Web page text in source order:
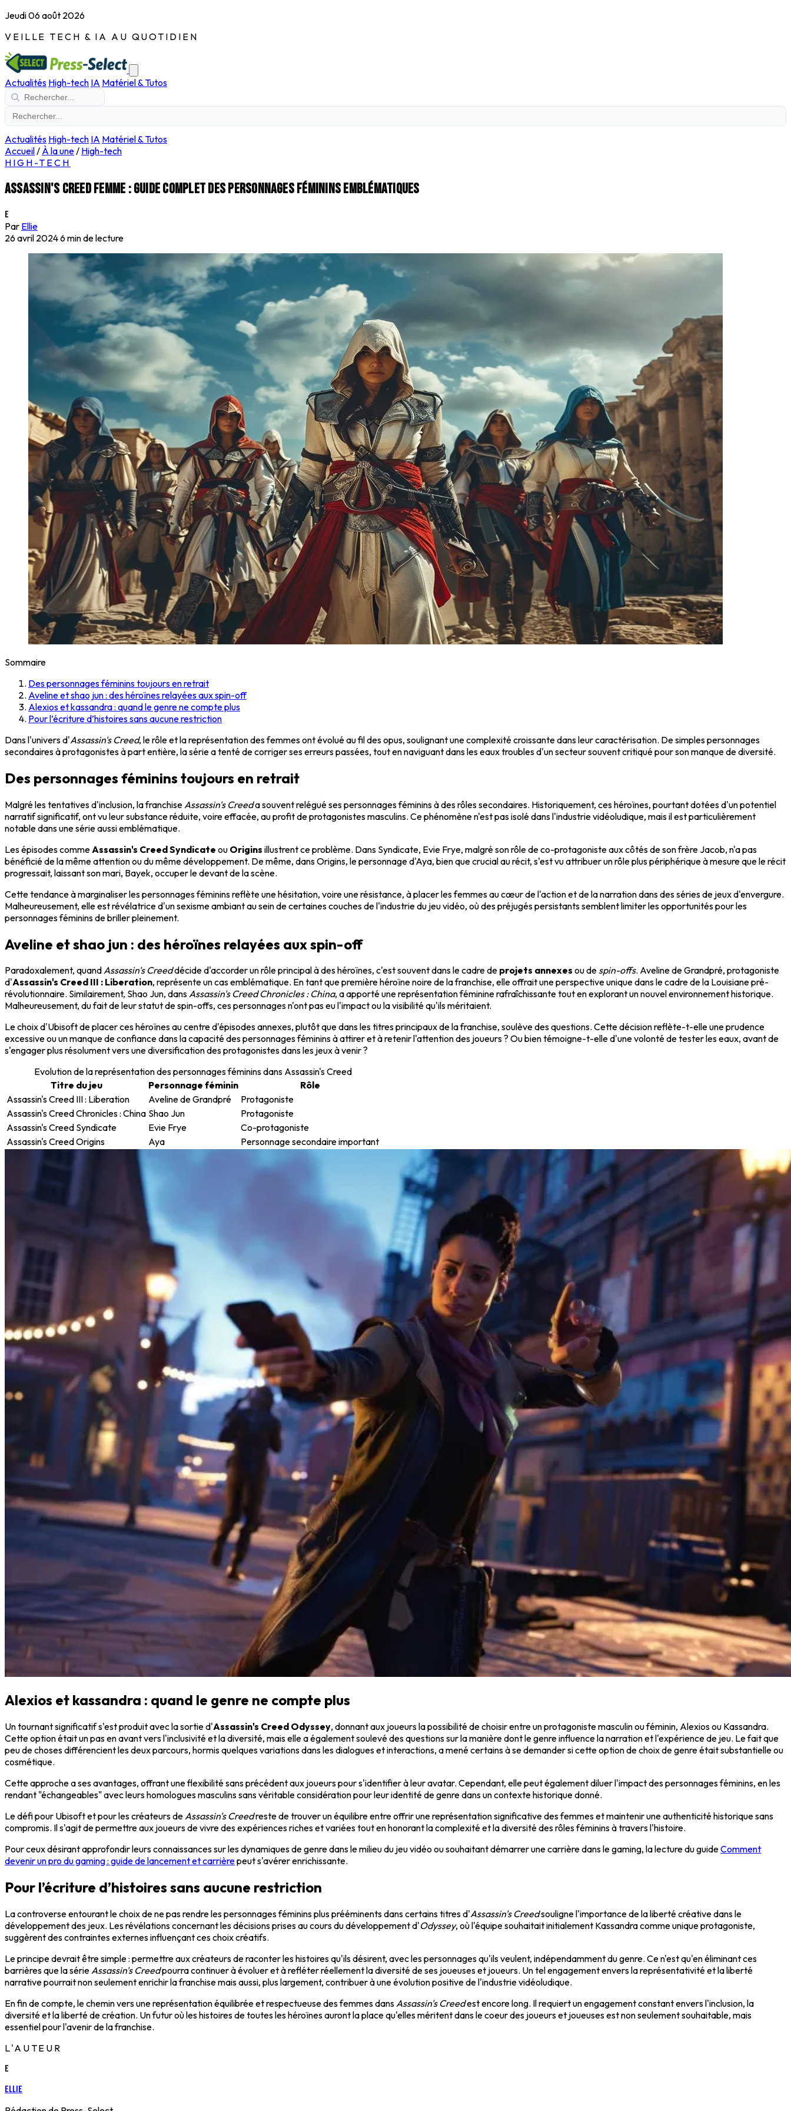
Jeudi 06 août 2026
VEILLE TECH & IA AU QUOTIDIEN
Actualités High-tech IA Matériel & Tutos
Actualités High-tech IA Matériel & Tutos
Accueil/ À la une/ High-tech
HIGH-TECH
Assassin's Creed Femme : Guide complet des personnages féminins emblématiques
E
Par Ellie
26 avril 20246 min de lecture
Sommaire
Des personnages féminins toujours en retrait
Aveline et shao jun : des héroïnes relayées aux spin-off
Alexios et kassandra : quand le genre ne compte plus
Pour l’écriture d’histoires sans aucune restriction
Dans l'univers d'Assassin's Creed, le rôle et la représentation des femmes ont évolué au fil des opus, soulignant une complexité croissante dans leur caractérisation. De simples personnages
secondaires à protagonistes à part entière, la série a tenté de corriger ses erreurs passées, tout en naviguant dans les eaux troubles d'un secteur souvent critiqué pour son manque de diversité.
Des personnages féminins toujours en retrait
Malgré les tentatives d'inclusion, la franchise Assassin's Creeda souvent relégué ses personnages féminins à des rôles secondaires. Historiquement, ces héroïnes, pourtant dotées d'un potentiel
narratif significatif, ont vu leur substance réduite, voire effacée, au profit de protagonistes masculins. Ce phénomène n'est pas isolé dans l'industrie vidéoludique, mais il est particulièrement
notable dans une série aussi emblématique.
Les épisodes comme Assassin's Creed Syndicate ou Origins illustrent ce problème. Dans Syndicate, Evie Frye, malgré son rôle de co-protagoniste aux côtés de son frère Jacob, n'a pas
bénéficié de la même attention ou du même développement. De même, dans Origins, le personnage d'Aya, bien que crucial au récit, s'est vu attribuer un rôle plus périphérique à mesure que le récit
progressait, laissant son mari, Bayek, occuper le devant de la scène.
Cette tendance à marginaliser les personnages féminins reflète une hésitation, voire une résistance, à placer les femmes au cœur de l'action et de la narration dans des séries de jeux d'envergure.
Malheureusement, elle est révélatrice d'un sexisme ambiant au sein de certaines couches de l'industrie du jeu vidéo, où des préjugés persistants semblent limiter les opportunités pour les
personnages féminins de briller pleinement.
Aveline et shao jun : des héroïnes relayées aux spin-off
Paradoxalement, quandAssassin's Creeddécide d'accorder un rôle principal à des héroïnes, c'est souvent dans le cadre de projets annexes ou de spin-offs. Aveline de Grandpré, protagoniste
d'Assassin's Creed III : Liberation, représente un cas emblématique. En tant que première héroïne noire de la franchise, elle offrait une perspective unique dans le cadre de la Louisiane pré-
révolutionnaire. Similairement, Shao Jun, dansAssassin's Creed Chronicles : China, a apporté une représentation féminine rafraîchissante tout en explorant un nouvel environnement historique.
Malheureusement, du fait de leur statut de spin-offs, ces personnages n'ont pas eu l'impact ou la visibilité qu'ils méritaient.
Le choix d'Ubisoft de placer ces héroïnes au centre d'épisodes annexes, plutôt que dans les titres principaux de la franchise, soulève des questions. Cette décision reflète-t-elle une prudence
excessive ou un manque de confiance dans la capacité des personnages féminins à attirer et à retenir l'attention des joueurs ? Ou bien témoigne-t-elle d'une volonté de tester les eaux, avant de
s'engager plus résolument vers une diversification des protagonistes dans les jeux à venir ?
Evolution de la représentation des personnages féminins dans Assassin's Creed
Titre du jeu
Personnage féminin
Rôle
Assassin's Creed III : Liberation
Aveline de Grandpré
Protagoniste
Assassin's Creed Chronicles : China Shao Jun
Protagoniste
Assassin's Creed Syndicate
Evie Frye
Co-protagoniste
Assassin's Creed Origins
Aya Personnage secondaire important
Alexios et kassandra : quand le genre ne compte plus
Un tournant significatif s'est produit avec la sortie d'Assassin's Creed Odyssey, donnant aux joueurs la possibilité de choisir entre un protagoniste masculin ou féminin, Alexios ou Kassandra.
Cette option était un pas en avant vers l'inclusivité et la diversité, mais elle a également soulevé des questions sur la manière dont le genre influence la narration et l'expérience de jeu. Le fait que
peu de choses différencient les deux parcours, hormis quelques variations dans les dialogues et interactions, a mené certains à se demander si cette option de choix de genre était substantielle ou
cosmétique.
Cette approche a ses avantages, offrant une flexibilité sans précédent aux joueurs pour s'identifier à leur avatar. Cependant, elle peut également diluer l'impact des personnages féminins, en les
rendant "échangeables" avec leurs homologues masculins sans véritable considération pour leur identité de genre dans un contexte historique donné.
Le défi pour Ubisoft et pour les créateurs deAssassin's Creedreste de trouver un équilibre entre offrir une représentation significative des femmes et maintenir une authenticité historique sans
compromis. Il s'agit de permettre aux joueurs de vivre des expériences riches et variées tout en honorant la complexité et la diversité des rôles féminins à travers l'histoire.
Pour ceux désirant approfondir leurs connaissances sur les dynamiques de genre dans le milieu du jeu vidéo ou souhaitant démarrer une carrière dans le gaming, la lecture du guideComment
devenir un pro du gaming : guide de lancement et carrièrepeut s'avérer enrichissante.
Pour l’écriture d’histoires sans aucune restriction
La controverse entourant le choix de ne pas rendre les personnages féminins plus prééminents dans certains titres d'Assassin's Creedsouligne l'importance de la liberté créative dans le
développement des jeux. Les révélations concernant les décisions prises au cours du développement d'Odyssey, où l'équipe souhaitait initialement Kassandra comme unique protagoniste,
suggèrent des contraintes externes influençant ces choix créatifs.
Le principe devrait être simple : permettre aux créateurs de raconter les histoires qu'ils désirent, avec les personnages qu'ils veulent, indépendamment du genre. Ce n'est qu'en éliminant ces
barrières que la sérieAssassin's Creedpourra continuer à évoluer et à refléter réellement la diversité de ses joueuses et joueurs. Un tel engagement envers la représentativité et la liberté
narrative pourrait non seulement enrichir la franchise mais aussi, plus largement, contribuer à une évolution positive de l'industrie vidéoludique.
En fin de compte, le chemin vers une représentation équilibrée et respectueuse des femmes dansAssassin's Creedest encore long. Il requiert un engagement constant envers l'inclusion, la
diversité et la liberté de création. Un futur où les histoires de toutes les héroïnes auront la place qu'elles méritent dans le coeur des joueurs et joueuses est non seulement souhaitable, mais
essentiel pour l'avenir de la franchise.
L'AUTEUR
E
Ellie